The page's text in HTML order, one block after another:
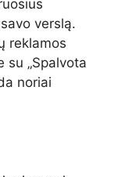
verslą.
reklamos
su „Spalvota
noriai